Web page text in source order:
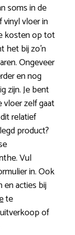
soms in de
vinyl vloer in
kosten op tot
het bij zo’n
Ongeveer
en nog
zijn. Je bent
vloer zelf gaat
relatief
product?
Vul
in. Ook
en acties bij
te
of